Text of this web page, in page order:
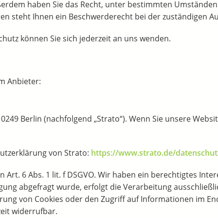
haben Sie das Recht, unter bestimmten
steht Ihnen ein Beschwerderecht bei der zuständigen
können Sie sich jederzeit an uns wenden.
Anbieter:
Berlin (nachfolgend „Strato“). Wenn Sie unsere
von Strato: https://www.strato.de/
6 Abs. 1 lit. f DSGVO. Wir haben ein berechtigtes
abgefragt wurde, erfolgt die Verarbeitung
von Cookies oder den Zugriff auf Informationen im
widerrufbar.